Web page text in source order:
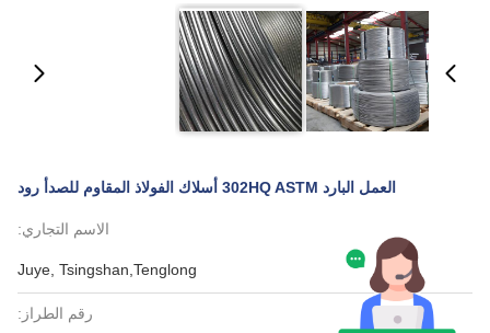
العمل البارد 302HQ ASTM أسلاك الفولاذ المقاوم للصدأ رود
الاسم التجاري:
Juye, Tsingshan,Tenglong
رقم الطراز: